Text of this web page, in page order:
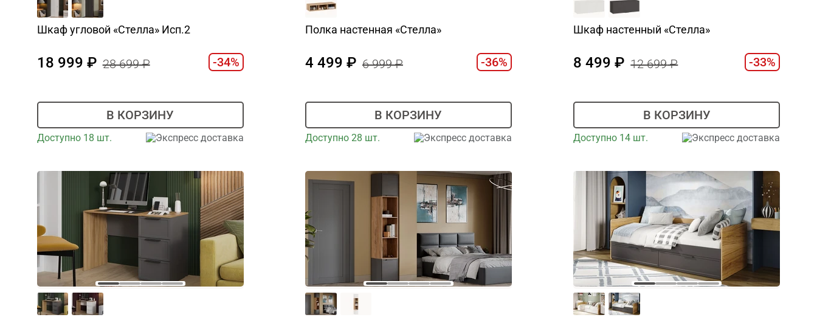
Шкаф угловой «Стелла» Исп.2
18 999 28 699 -34%
В КОРЗИНУ
Доступно 18 шт. Экспресс доставка
Полка настенная «Стелла»
4 499 6 999 -36%
В КОРЗИНУ
Доступно 28 шт. Экспресс доставка
Шкаф настенный «Стелла»
8 499 12 699 -33%
В КОРЗИНУ
Доступно 14 шт. Экспресс доставка